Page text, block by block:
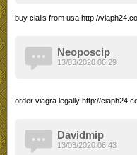
buy cialis from usa http://
Neoposcip
order viagra legally http://
13/03/2020 06:29
Davidmip
13/03/2020 06:43